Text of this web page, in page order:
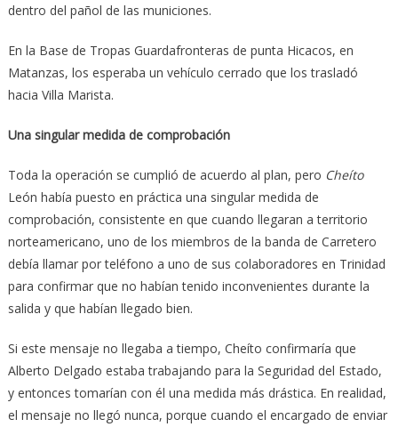
dentro del pañol de las municiones.
En la Base de Tropas Guardafronteras de punta Hicacos, en
Matanzas, los esperaba un vehículo cerrado que los trasladó
hacia Villa Marista.
Una singular medida de comprobación
Toda la operación se cumplió de acuerdo al plan, pero Cheíto
León había puesto en práctica una singular medida de
comprobación, consistente en que cuando llegaran a territorio
norteamericano, uno de los miembros de la banda de Carretero
debía llamar por teléfono a uno de sus colaboradores en Trinidad
para confirmar que no habían tenido inconvenientes durante la
salida y que habían llegado bien.
Si este mensaje no llegaba a tiempo, Cheíto confirmaría que
Alberto Delgado estaba trabajando para la Seguridad del Estado,
y entonces tomarían con él una medida más drástica. En realidad,
el mensaje no llegó nunca, porque cuando el encargado de enviar